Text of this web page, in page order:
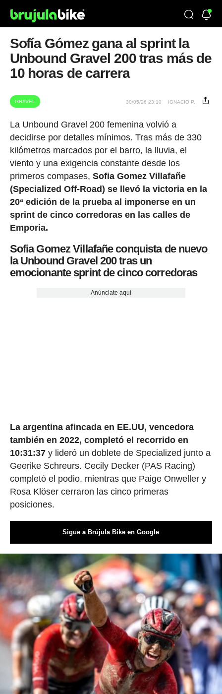
Sofía Gómez gana al sprint la
Unbound Gravel 200 tras más de
10 horas de carrera
GRAVEL 30/05/26 23:10 IGNACIO P.
La Unbound Gravel 200 femenina volvió a
decidirse por detalles mínimos. Tras más de 330
kilómetros marcados por el barro, la lluvia, el
viento y una exigencia constante desde los
primeros compases, Sofia Gomez Villafañe
(Specialized Off-Road) se llevó la victoria en la
20ª edición de la prueba al imponerse en un
sprint de cinco corredoras en las calles de
Emporia.
Sofia Gomez Villafañe conquista de nuevo
la Unbound Gravel 200 tras un
emocionante sprint de cinco corredoras
Anúnciate aquí
La argentina afincada en EE.UU, vencedora
también en 2022, completó el recorrido en
10:31:37 y lideró un doblete de Specialized junto a
Geerike Schreurs. Cecily Decker (PAS Racing)
completó el podio, mientras que Paige Onweller y
Rosa Klöser cerraron las cinco primeras
posiciones.
Sigue a Brújula Bike en Google